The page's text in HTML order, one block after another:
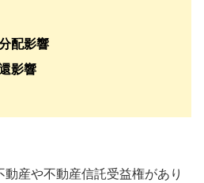
配影響
影響
産や不動産信託受益権があり